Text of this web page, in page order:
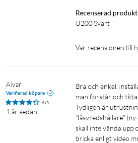
1st NFC-kort
OBS!
Aqara Smart Lock U200 är inte godkänt
3 eller SSF 3523 klass S3.
Recenserad
U200 Svart
Var recensionen till
Alvar
Verifierad köpare
4/5
1 år sedan
Bra och enkel, installation (US Deadbolt) om
man förstår och
Tydligen är
"låsvredshållare"
skall inte vända upp
bricka enligt video